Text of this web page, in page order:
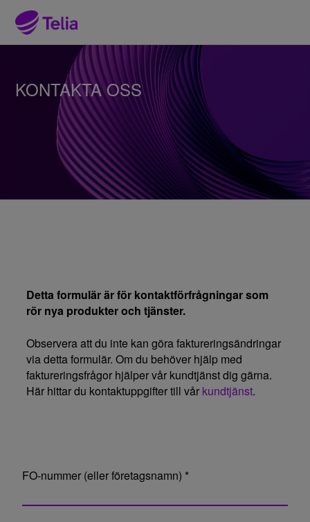
KONTAKTA OSS
Detta formulär är för kontaktförfrågningar som
rör nya produkter och tjänster.
Observera att du inte kan göra faktureringsändringar
via detta formulär. Om du behöver hjälp med
faktureringsfrågor hjälper vår kundtjänst dig gärna.
Här hittar du kontaktuppgifter till vår kundtjänst.
FO-nummer (eller företagsnamn) *